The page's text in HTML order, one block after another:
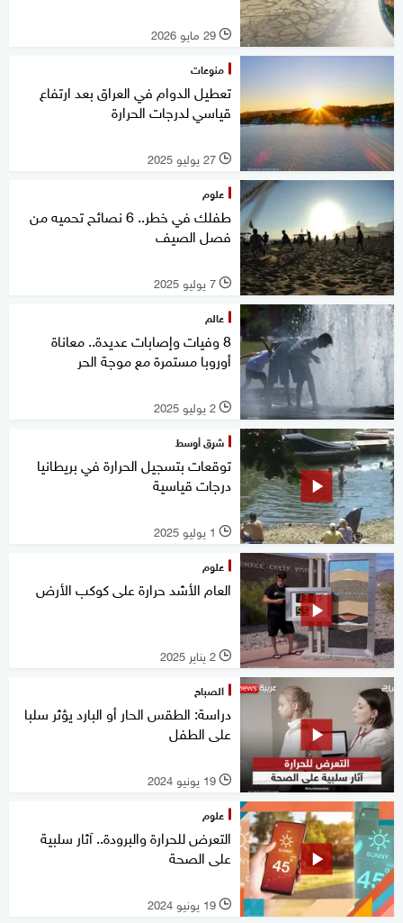
l 29 مايو 2026
منوعات
تعطيل الدوام في العراق بعد ارتفاع
قياسي لدرجات الحرارة
l 27 يوليو 2025
علوم
طفلك في خطر.. 6 نصائح تحميه من
فصل الصيف
l 7 يوليو 2025
عالم
8 وفيات وإصابات عديدة.. معاناة
أوروبا مستمرة مع موجة الحر
l 2 يوليو 2025
شرق أوسط
توقعات بتسجيل الحرارة في بريطانيا
درجات قياسية
l 1 يوليو 2025
علوم
العام الأشد حرارة على كوكب الأرض
l 2 يناير 2025
الصباح
دراسة: الطقس الحار أو البارد يؤثر سلبا
على الطفل
l 19 يونيو 2024
علوم
التعرض للحرارة والبرودة.. آثار سلبية
على الصحة
l 19 يونيو 2024